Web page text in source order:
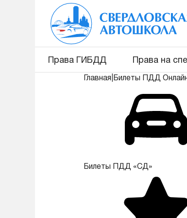
Права ГИБДД Права на
Главная Билеты ПДД Онлайн
Билеты ПДД «СД»